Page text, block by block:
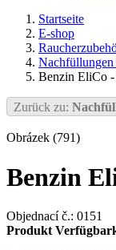
Startseite
E-shop
Nachfüllungen
Benzin EliCo
Zurück zu:
Obrázek (791)
Benzin
Objednací č.: 0151
Produkt